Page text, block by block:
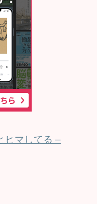
ヒマしてる –